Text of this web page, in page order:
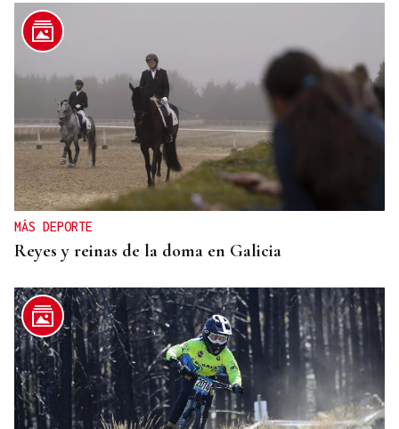
MÁS DEPORTE
Reyes y reinas de la doma en Galicia